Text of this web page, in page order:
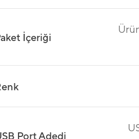
İçeriği
Port Adedi